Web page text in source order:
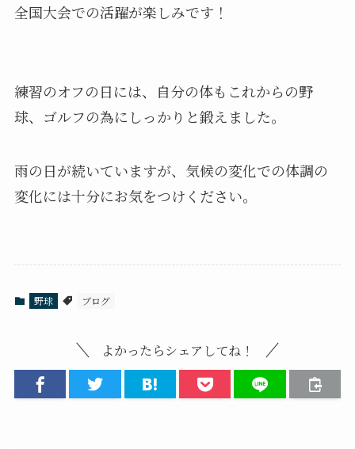
全国大会での活躍が楽しみです！
練習のオフの日には、自分の体もこれからの野
球、ゴルフの為にしっかりと鍛えました。
雨の日が続いていますが、気候の変化での体調の
変化には十分にお気をつけください。
野球 ブログ
よかったらシェアしてね！